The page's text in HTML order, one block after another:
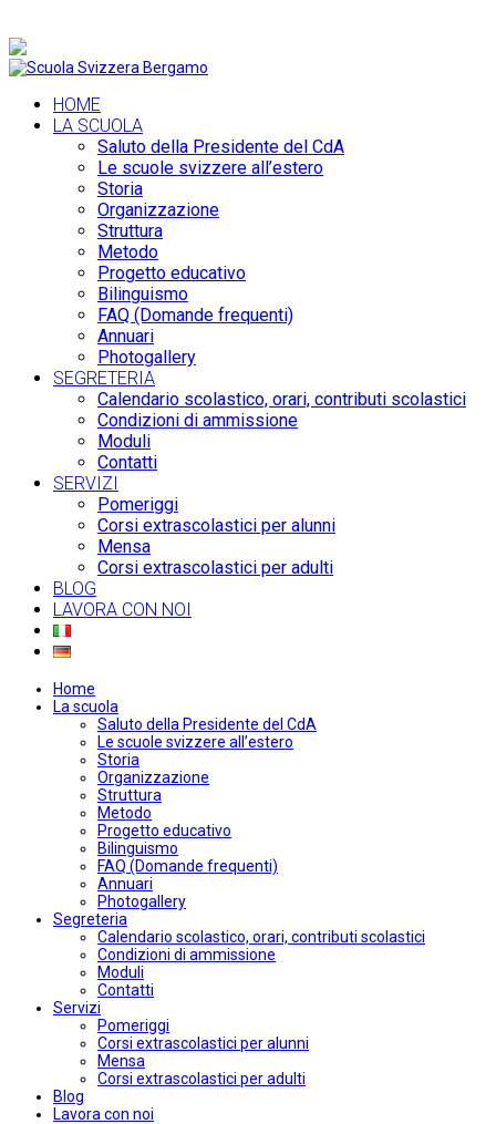
HOME
LA SCUOLA
Saluto della Presidente del CdA
Le scuole svizzere all’estero
Storia
Organizzazione
Struttura
Metodo
Progetto educativo
Bilinguismo
FAQ (Domande frequenti)
Annuari
Photogallery
SEGRETERIA
Calendario scolastico, orari, contributi scolastici
Condizioni di ammissione
Moduli
Contatti
SERVIZI
Pomeriggi
Corsi extrascolastici per alunni
Mensa
Corsi extrascolastici per adulti
BLOG
LAVORA CON NOI
Home
La scuola
Saluto della Presidente del CdA
Le scuole svizzere all’estero
Storia
Organizzazione
Struttura
Metodo
Progetto educativo
Bilinguismo
FAQ (Domande frequenti)
Annuari
Photogallery
Segreteria
Calendario scolastico, orari, contributi scolastici
Condizioni di ammissione
Moduli
Contatti
Servizi
Pomeriggi
Corsi extrascolastici per alunni
Mensa
Corsi extrascolastici per adulti
Blog
Lavora con noi